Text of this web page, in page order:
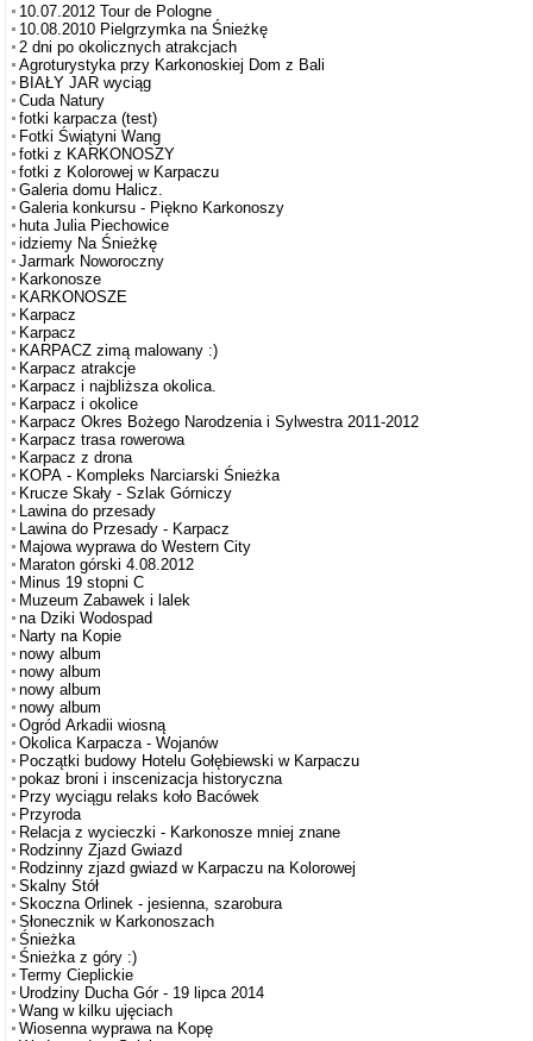
10.07.2012 Tour de Pologne
10.08.2010 Pielgrzymka na Śnieżkę
2 dni po okolicznych atrakcjach
Agroturystyka przy Karkonoskiej Dom z Bali
BIAŁY JAR wyciąg
Cuda Natury
fotki karpacza (test)
Fotki Świątyni Wang
fotki z KARKONOSZY
fotki z Kolorowej w Karpaczu
Galeria domu Halicz.
Galeria konkursu - Piękno Karkonoszy
huta Julia Piechowice
idziemy Na Śnieżkę
Jarmark Noworoczny
Karkonosze
KARKONOSZE
Karpacz
Karpacz
KARPACZ zimą malowany :)
Karpacz atrakcje
Karpacz i najbliższa okolica.
Karpacz i okolice
Karpacz Okres Bożego Narodzenia i Sylwestra 2011-2012
Karpacz trasa rowerowa
Karpacz z drona
KOPA - Kompleks Narciarski Śnieżka
Krucze Skały - Szlak Górniczy
Lawina do przesady
Lawina do Przesady - Karpacz
Majowa wyprawa do Western City
Maraton górski 4.08.2012
Minus 19 stopni C
Muzeum Zabawek i lalek
na Dziki Wodospad
Narty na Kopie
nowy album
nowy album
nowy album
nowy album
Ogród Arkadii wiosną
Okolica Karpacza - Wojanów
Początki budowy Hotelu Gołębiewski w Karpaczu
pokaz broni i inscenizacja historyczna
Przy wyciągu relaks koło Bacówek
Przyroda
Relacja z wycieczki - Karkonosze mniej znane
Rodzinny Zjazd Gwiazd
Rodzinny zjazd gwiazd w Karpaczu na Kolorowej
Skalny Stół
Skoczna Orlinek - jesienna, szarobura
Słonecznik w Karkonoszach
Śnieżka
Śnieżka z góry :)
Termy Cieplickie
Urodziny Ducha Gór - 19 lipca 2014
Wang w kilku ujęciach
Wiosenna wyprawa na Kopę